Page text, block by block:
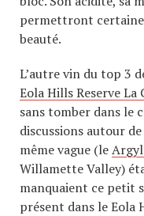
permettront
beauté.
L’autre vin du top 3
Eola Hills Reserve La
sans tomber dans le
discussions autour
même vague (le
Willamette Valley)
manquaient ce petit
présent dans le Eola